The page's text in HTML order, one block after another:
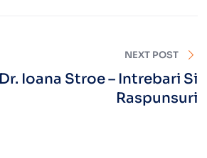
NEXT POST
Dr. Ioana Stroe – Intrebari Si
Raspunsuri